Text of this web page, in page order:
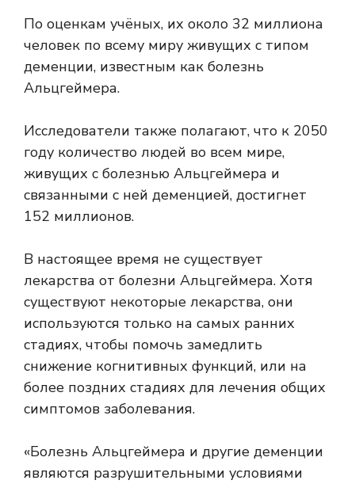
По оценкам учёных, их около 32 миллиона
человек по всему миру живущих с типом
деменции, известным как болезнь
Альцгеймера.
Исследователи также полагают, что к 2050
году количество людей во всем мире,
живущих с болезнью Альцгеймера и
связанными с ней деменцией, достигнет
152 миллионов.
В настоящее время не существует
лекарства от болезни Альцгеймера. Хотя
существуют некоторые лекарства, они
используются только на самых ранних
стадиях, чтобы помочь замедлить
снижение когнитивных функций, или на
более поздних стадиях для лечения общих
симптомов заболевания.
«Болезнь Альцгеймера и другие деменции
являются разрушительными условиями